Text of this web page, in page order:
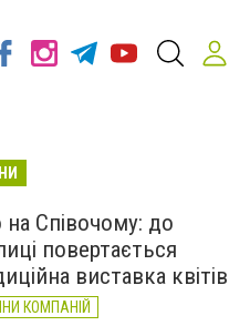
на Співочому: до
повертається
виставка квітів
КОМПАНІЙ